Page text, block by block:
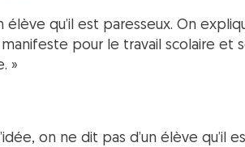
élève qu’il est paresseux. On
pour le travail scolaire et
»
on ne dit pas d’un élève qu’il